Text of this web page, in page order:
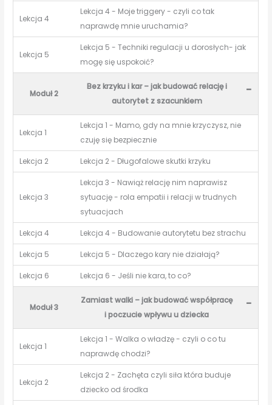
Lekcja 4
Lekcja 4 - Moje triggery - czyli co tak
naprawdę mnie uruchamia?
Lekcja 5
Lekcja 5 - Techniki regulacji u dorosłych- jak
mogę się uspokoić?
Moduł 2
Bez krzyku i kar – jak budować relację i
autorytet z szacunkiem
-
Lekcja 1
Lekcja 1 - Mamo, gdy na mnie krzyczysz, nie
czuję się bezpiecznie
Lekcja 2 Lekcja 2 - Długofalowe skutki krzyku
Lekcja 3
Lekcja 3 - Nawiąż relację nim naprawisz
sytuację - rola empatii i relacji w trudnych
sytuacjach
Lekcja 4 Lekcja 4 - Budowanie autorytetu bez strachu
Lekcja 5 Lekcja 5 - Dlaczego kary nie działają?
Lekcja 6 Lekcja 6 - Jeśli nie kara, to co?
Moduł 3
Zamiast walki – jak budować współpracę
i poczucie wpływu u dziecka
-
Lekcja 1
Lekcja 1 - Walka o władzę - czyli o co tu
naprawdę chodzi?
Lekcja 2
Lekcja 2 - Zachęta czyli siła która buduje
dziecko od środka